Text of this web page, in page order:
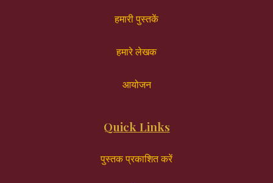
हमारी पुस्तकें
हमारे लेखक
आयोजन
Quick Links
पुस्तक प्रकाशित करें